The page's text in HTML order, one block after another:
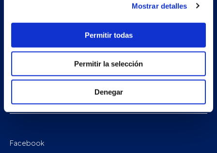
Mostrar detalles
Permitir todas
Permitir la selección
Denegar
Proyectos
Empresa
Trabaja con nosotros
Contacto
Facebook